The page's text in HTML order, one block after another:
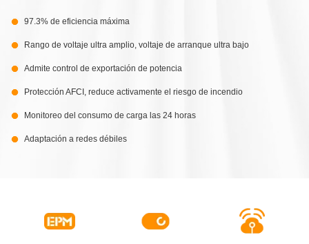
97.3% de eficiencia máxima
Rango de voltaje ultra amplio, voltaje de arranque ultra bajo
Admite control de exportación de potencia
Protección AFCI, reduce activamente el riesgo de incendio
Monitoreo del consumo de carga las 24 horas
Adaptación a redes débiles